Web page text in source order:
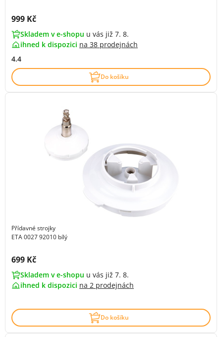
Cena s DPH:
999 Kč
Skladem v e-shopu u vás již 7. 8.
ihned k dispozici na 38 prodejnách
4.4
Do košíku
Přídavné strojky
ETA 0027 92010 bílý
Cena s DPH:
699 Kč
Skladem v e-shopu u vás již 7. 8.
ihned k dispozici na 2 prodejnách
Do košíku